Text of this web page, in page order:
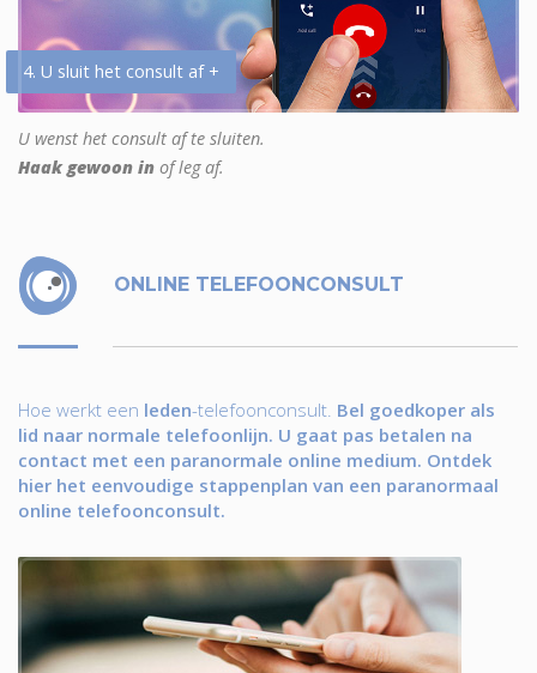
4. U sluit het consult af +
U wenst het consult af te sluiten.
Haak gewoon in of leg af.
ONLINE TELEFOONCONSULT
Hoe werkt een leden-telefoonconsult. Bel goedkoper als
lid naar normale telefoonlijn. U gaat pas betalen na
contact met een paranormale online medium. Ontdek
hier het eenvoudige stappenplan van een paranormaal
online telefoonconsult.